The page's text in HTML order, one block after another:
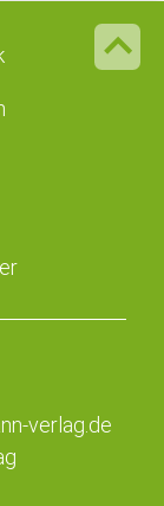
verlag.de